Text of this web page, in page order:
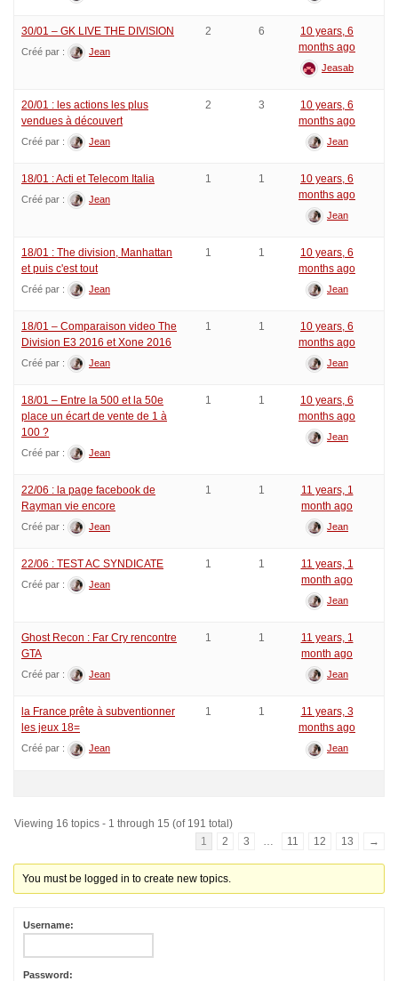
30/01 – GK LIVE THE DIVISION
Créé par : Jean
2 6
10 years, 6
months ago
Jeasab
20/01 : les actions les plus
vendues à découvert
Créé par : Jean
2 3
10 years, 6
months ago
Jean
18/01 : Acti et Telecom Italia
Créé par : Jean
1 1
10 years, 6
months ago
Jean
18/01 : The division, Manhattan
et puis c'est tout
Créé par : Jean
1 1
10 years, 6
months ago
Jean
18/01 – Comparaison video The
Division E3 2016 et Xone 2016
Créé par : Jean
1 1
10 years, 6
months ago
Jean
18/01 – Entre la 500 et la 50e
place un écart de vente de 1 à
100 ?
Créé par : Jean
1 1
10 years, 6
months ago
Jean
22/06 : la page facebook de
Rayman vie encore
Créé par : Jean
1 1
11 years, 1
month ago
Jean
22/06 : TEST AC SYNDICATE
Créé par : Jean
1 1
11 years, 1
month ago
Jean
Ghost Recon : Far Cry rencontre
GTA
Créé par : Jean
1 1
11 years, 1
month ago
Jean
la France prête à subventionner
les jeux 18=
Créé par : Jean
1 1
11 years, 3
months ago
Jean
Viewing 16 topics - 1 through 15 (of 191 total)
1
2 3 11 12 13 →
You must be logged in to create new topics.
Username:
Password: